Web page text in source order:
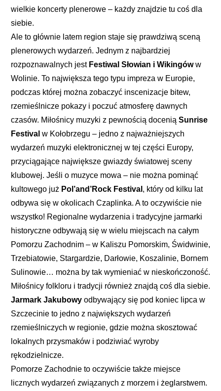
wielkie koncerty plenerowe – każdy znajdzie tu coś dla
siebie.
Ale to głównie latem region staje się prawdziwą sceną
plenerowych wydarzeń. Jednym z najbardziej
rozpoznawalnych jest Festiwal Słowian i Wikingóww
Wolinie. To największa tego typu impreza w Europie,
podczas której można zobaczyć inscenizacje bitew,
rzemieślnicze pokazy i poczuć atmosferę dawnych
czasów. Miłośnicy muzyki z pewnością docenią Sunrise
Festival w Kołobrzegu – jedno z najważniejszych
wydarzeń muzyki elektronicznej w tej części Europy,
przyciągające największe gwiazdy światowej sceny
klubowej. Jeśli o muzyce mowa – nie można pominąć
kultowego już Pol’and’Rock Festival , który od kilku lat
odbywa się w okolicach Czaplinka. A to oczywiście nie
wszystko! Regionalne wydarzenia i tradycyjne jarmarki
historyczne odbywają się w wielu miejscach na całym
Pomorzu Zachodnim – w Kaliszu Pomorskim, Świdwinie,
Trzebiatowie, Stargardzie, Darłowie, Koszalinie, Bornem
Sulinowie… można by tak wymieniać w nieskończoność.
Miłośnicy folkloru i tradycji również znajdą coś dla siebie.
Jarmark Jakubowy odbywający się pod koniec lipca w
Szczecinie to jedno z największych wydarzeń
rzemieślniczych w regionie, gdzie można skosztować
lokalnych przysmaków i podziwiać wyroby
rękodzielnicze.
Pomorze Zachodnie to oczywiście także miejsce
licznych wydarzeń związanych z morzem i żeglarstwem.